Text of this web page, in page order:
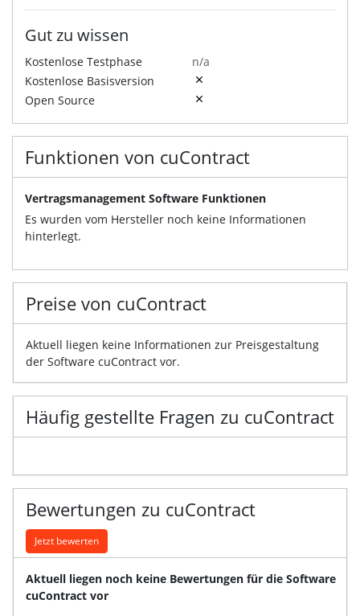
Gut zu wissen
Kostenlose Testphase
n/a
Kostenlose Basisversion
Open Source
Funktionen von cuContract
Vertragsmanagement Software Funktionen
Es wurden vom Hersteller noch keine Informationen
hinterlegt.
Preise von cuContract
Aktuell liegen keine Informationen zur Preisgestaltung
der Software cuContract vor.
Häufig gestellte Fragen zu cuContract
Bewertungen zu cuContract
Jetzt bewerten
Aktuell liegen noch keine Bewertungen für die Software
cuContract vor